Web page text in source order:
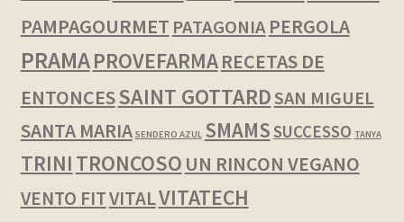
PAMPAGOURMET PATAGONIA PERGOLA
PRAMAPROVEFARMARECETAS DE
ENTONCESSAINT GOTTARDSAN MIGUEL
SANTA MARIA SENDERO AZUL SMAMSSUCCESSO TANYA
TRINI TRONCOSO UN RINCON VEGANO
VENTO FITVITALVITATECH